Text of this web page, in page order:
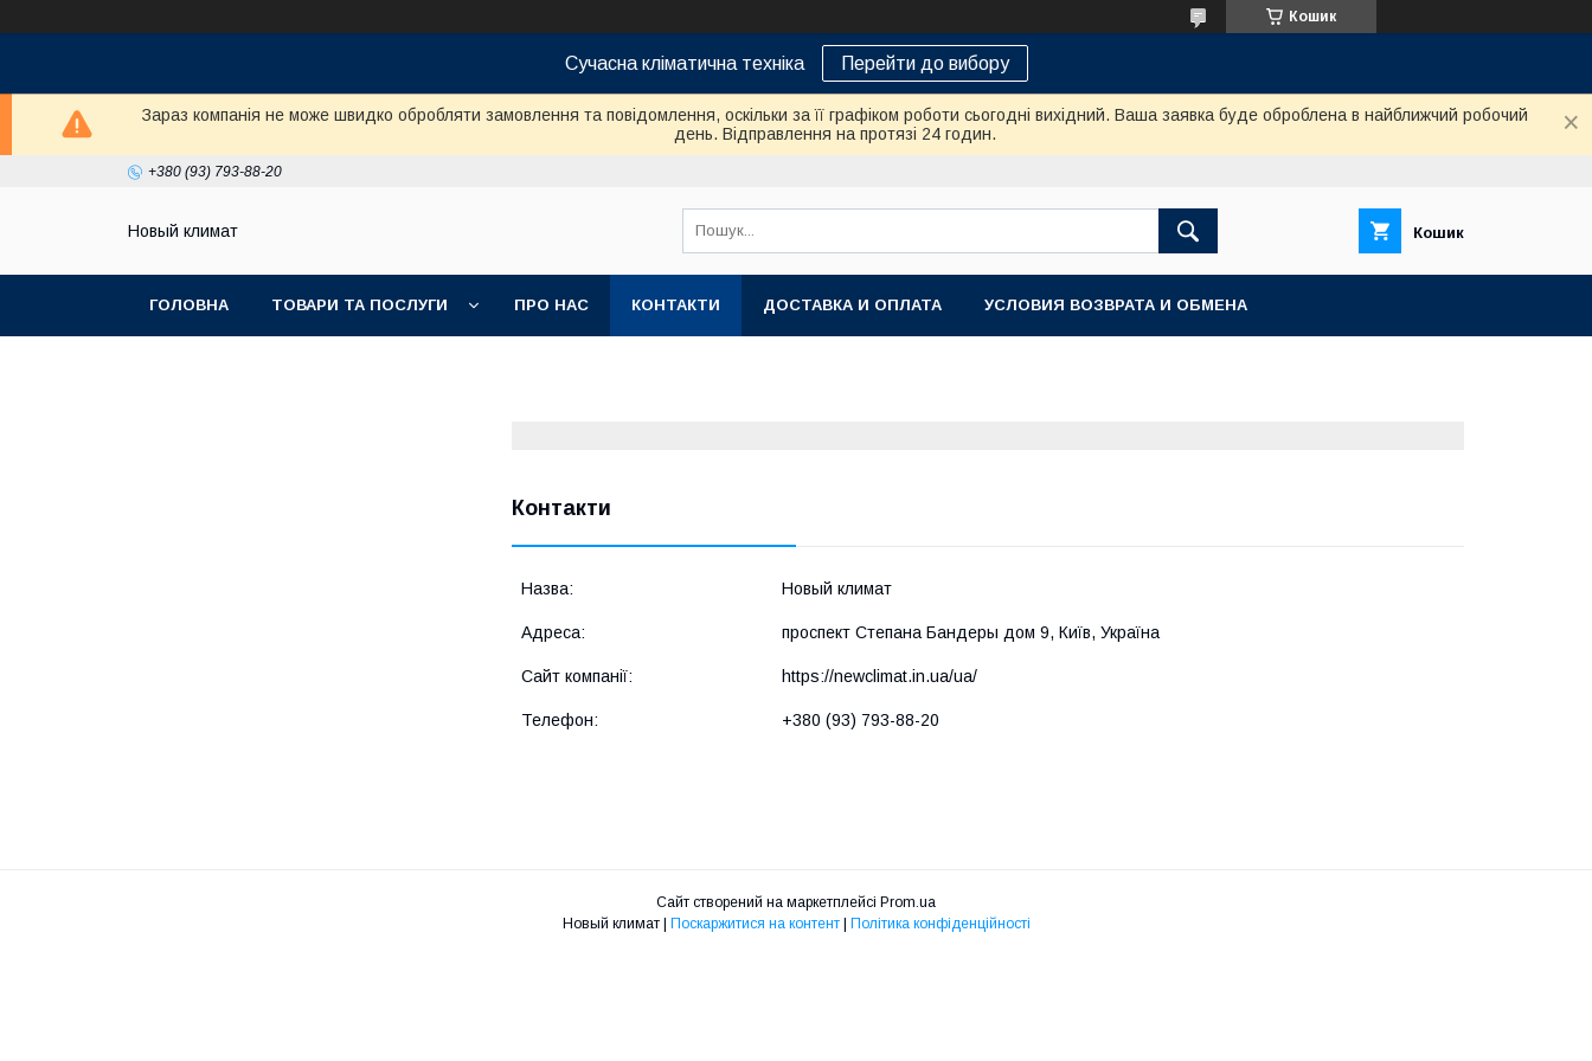
Кошик
Сучасна кліматична техніка Перейти до вибору
Зараз компанія не може швидко обробляти замовлення та повідомлення, оскільки за її графіком роботи сьогодні вихідний. Ваша заявка буде оброблена в найближчий робочий
день. Відправлення на протязі 24 годин.
+380 (93) 793-88-20
Новый климат Кошик
ГОЛОВНА ТОВАРИ ТА ПОСЛУГИ ПРО НАС КОНТАКТИ ДОСТАВКА И ОПЛАТА УСЛОВИЯ ВОЗВРАТА И ОБМЕНА
Контакти
Новый климат
проспект Степана Бандеры дом 9, Київ, Україна
https://newclimat.in.ua/ua/
+380 (93) 793-88-20
Сайт створений на маркетплейсі Prom.ua
Поскаржитися на контент Політика конфіденційності